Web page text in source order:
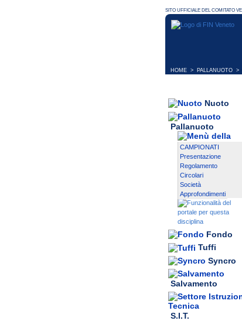
HOME > PALLANUOTO >
Nuoto
Pallanuoto
CAMPIONATI
Presentazione
Regolamento
Circolari
Società
Approfondimenti
Fondo
Tuffi
Syncro
Salvamento
S.I.T.